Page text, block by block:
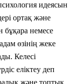
идеясын
ортақ және
бұқара немесе
өзінің жеке
Келесі
еліктеу деп
және топтық